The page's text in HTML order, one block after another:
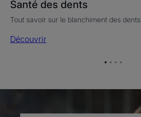
Santé des dents
Tout savoir sur le blanchiment des dents
Découvrir
Aller
AllerAllerAller